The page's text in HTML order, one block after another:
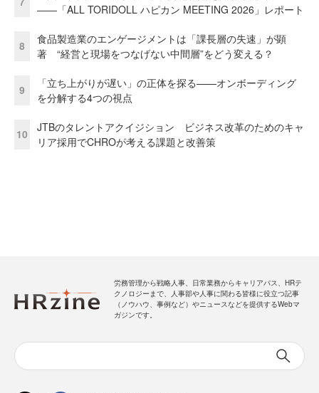
――「ALL TORIDOLL ハピカン MEETING 2026」レポート
8
食品製造業のエンゲージメントは「課長層の失速」が顕
著 “経営と現場をつなげない中間層”をどう変える？
9
「立ち上がりが遅い」の正体を探る——オンボーディング
を分解する4つの視点
10
JTBのタレントアクイジション ビジネス改革のためのキャ
リア採用でCHROが考える課題と改善策
労務管理から戦略人事、日常業務からキャリアパス、HRテ
クノロジーまで、人事部や人事に関わる皆様に役立つ記事
（ノウハウ、事例など）やニュースなどを提供するWebマ
ガジンです。